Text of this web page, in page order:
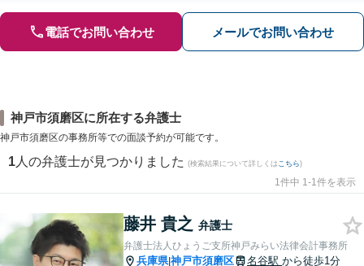
電話でお問い合わせ メールでお問い合わせ
神戸市須磨区に所在する弁護士
神戸市須磨区の事務所等での面談予約が可能です。
1 人の弁護士が見つかりました (検索結果について詳しくは こちら)
1件中 1-1件を表示
藤井 貴之 弁護士
弁護士法人ひょうご支所神戸みらい法律会計事務所
兵庫県|神戸市須磨区 名谷駅 から徒歩1分